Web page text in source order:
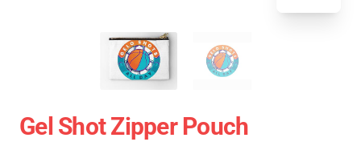
Gel Shot Zipper Pouch